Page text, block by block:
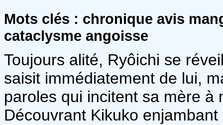
Mots clés : chronique avis
cataclysme angoisse
Toujours alité, Ryôichi se
saisit immédiatement de lui,
paroles qui incitent sa mère à
Découvrant Kikuko